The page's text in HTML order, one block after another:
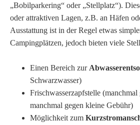
„Bobilparkering“ oder „Stellplatz“).
oder attraktiven Lagen, z.B. an Häfen
Ausstattung ist in der Regel etwas
Campingplätzen, jedoch bieten viele
Einen Bereich zur
Schwarzwasser)
Frischwasserzapfstelle (manchmal
manchmal gegen kleine Gebühr)
Möglichkeit zum